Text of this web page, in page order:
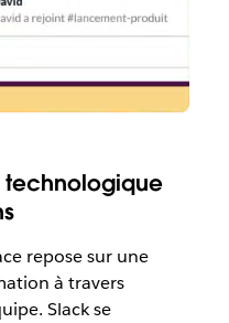
repose sur une
à travers
Slack se